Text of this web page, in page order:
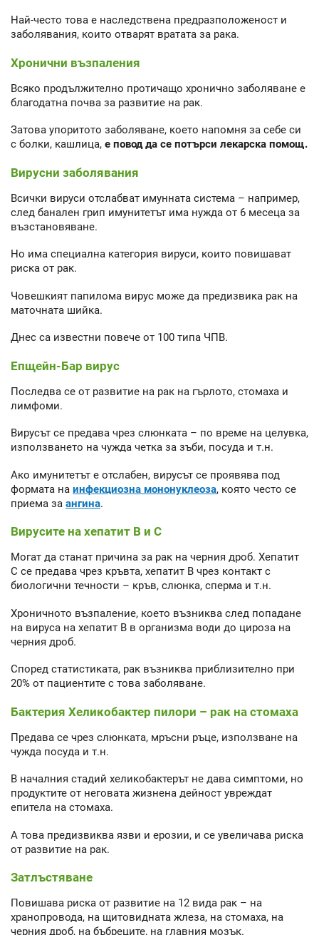
Най-често това е наследствена предразположеност и
заболявания, които отварят вратата за рака.
Хронични възпаления
Всяко продължително протичащо хронично заболяване е
благодатна почва за развитие на рак.
Затова упоритото заболяване, което напомня за себе си
с болки, кашлица, е повод да се потърси лекарска помощ.
Вирусни заболявания
Всички вируси отслабват имунната система – например,
след банален грип имунитетът има нужда от 6 месеца за
възстановяване.
Но има специална категория вируси, които повишават
риска от рак.
Човешкият папилома вирус може да предизвика рак на
маточната шийка.
Днес са известни повече от 100 типа ЧПВ.
Епщейн-Бар вирус
Последва се от развитие на рак на гърлото, стомаха и
лимфоми.
Вирусът се предава чрез слюнката – по време на целувка,
използването на чужда четка за зъби, посуда и т.н.
Ако имунитетът е отслабен, вирусът се проявява под
формата на инфекциозна мононуклеоза, която често се
приема за ангина.
Вирусите на хепатит В и С
Могат да станат причина за рак на черния дроб. Хепатит
С се предава чрез кръвта, хепатит В чрез контакт с
биологични течности – кръв, слюнка, сперма и т.н.
Хроничното възпаление, което възниква след попадане
на вируса на хепатит В в организма води до цироза на
черния дроб.
Според статистиката, рак възниква приблизително при
20% от пациентите с това заболяване.
Бактерия Хеликобактер пилори – рак на стомаха
Предава се чрез слюнката, мръсни ръце, използване на
чужда посуда и т.н.
В началния стадий хеликобактерът не дава симптоми, но
продуктите от неговата жизнена дейност увреждат
епитела на стомаха.
А това предизвиква язви и ерозии, и се увеличава риска
от развитие на рак.
Затлъстяване
Повишава риска от развитие на 12 вида рак – на
хранопровода, на щитовидната жлеза, на стомаха, на
черния дроб, на бъбреците, на главния мозък.